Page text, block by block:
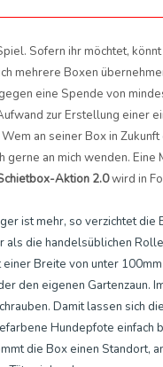
Sofern ihr möchtet,
mehrere Boxen
eine Spende von
zur Erstellung einer
an seiner Box in
gerne an mich wenden. Eine
Aktion 2.0wird in
istmehr, so verzichtet die
als die handelsüblichen
Breite von unter
den eigenen Gartenzaun.
Damit lassen sich
Hundepfote einfach
die Box einen Standort,